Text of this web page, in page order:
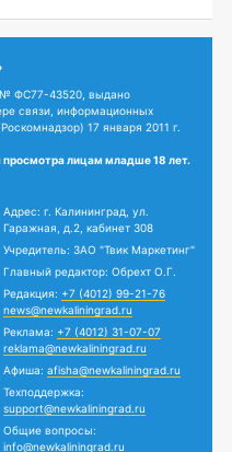
№ ФС77-43520, выдано
связи, информационных
17 января 2011 г.
просмотра лицам младше 18 лет.
Адрес: г. Калининград, ул.
Гаражная, д.2, кабинет 308
Учредитель: ЗАО "Твик Маркетинг"
Главный редактор: Обрехт О.Г.
Редакция: +7 (4012) 99-21-76
news@newkaliningrad.ru
Реклама: +7 (4012) 31-07-07
reklama@newkaliningrad.ru
Афиша: afisha@newkaliningrad.ru
Техподдержка:
support@newkaliningrad.ru
Общие вопросы:
info@newkaliningrad.ru